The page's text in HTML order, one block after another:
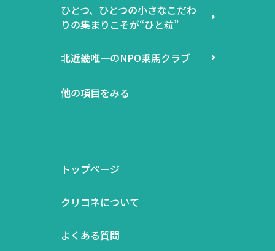
ひとつ、ひとつの小さなこだわ
りの集まりこそが“ひと粒”
北近畿唯一のNPO乗馬クラブ
他の項目をみる
トップページ
クリコネについて
よくある質問